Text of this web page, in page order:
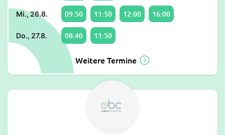
Mi., 26.8. 09:50 11:50 12:00 16:00
Do., 27.8. 08:40 11:50
Weitere Termine